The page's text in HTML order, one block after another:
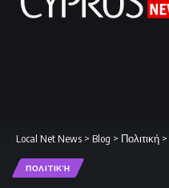
Local Net News > Blog > Πολιτική >
ΠΟΛΙΤΙΚΉ